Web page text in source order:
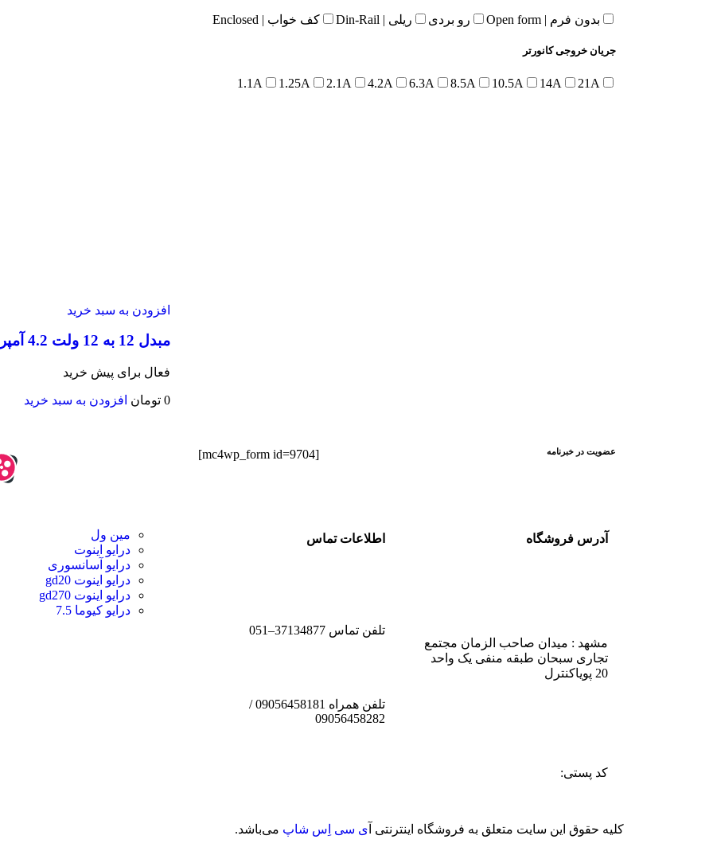
بدون فرم | Open form رو بردی ریلی | Din-Rail کف خواب | Enclosed
جریان خروجی کانورتر
1.1A 1.25A 2.1A 4.2A 6.3A 8.5A 10.5A 14A 21A
افزودن به سبد خرید
مبدل 12 به 12 ولت 4.2 آمپر مین ول مدل SD-50A-12
فعال برای پیش خرید
0 تومان افزودن به سبد خرید
عضویت در خبرنامه [mc4wp_form id=9704]
آدرس فروشگاه
مشهد : میدان صاحب الزمان مجتمع
تجاری سبحان طبقه منفی یک واحد
20 پویاکنترل
کد پستی:
اطلاعات تماس
تلفن تماس 37134877–051
تلفن همراه 09056458181 /
09056458282
مین ول
درایو اینوت
درایو آسانسوری
درایو اینوت gd20
درایو اینوت gd270
درایو کیوما 7.5
کلیه حقوق این سایت متعلق به فروشگاه اینترنتی آ ی سی اِس شاپ می‌باشد.